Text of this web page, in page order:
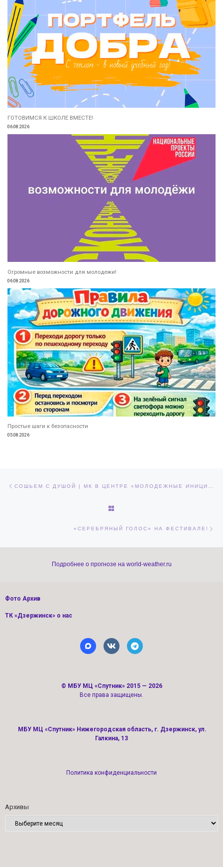
ГОТОВИМСЯ К ШКОЛЕ ВМЕСТЕ!
06.08.2026
Огромные возможности для молодежи!
06.08.2026
Простые шаги к безопасности
05.08.2026
«СЕРЕБРЯНЫЙ ГОЛОС» НА ФЕСТИВАЛЕ!
Подробнее о прогнозе на world-weather.ru
Фото Архив
ТК «Дзержинск» о нас
© МБУ МЦ «Спутник» 2015 — 2026
Все права защищены.
МБУ МЦ «Спутник» Нижегородская область, г. Дзержинск, ул.
Галкина, 13
Политика конфиденциальности
Архивы